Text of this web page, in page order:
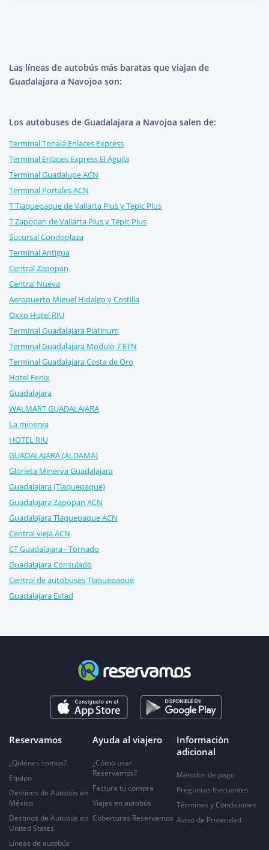
Las líneas de autobús más baratas que viajan de
Guadalajara a Navojoa son:
Los autobuses de Guadalajara a Navojoa salen de:
Terminal Tonalá Enlaces Express
Terminal Enlaces Express El Águila
Terminal Guadalupe ACN
Terminal Portales ACN
T Tlaquepaque de Vallarta Plus y Tepic Plus
T Zapopan de Vallarta Plus y Tepic Plus
Sucursal Condoplaza
Terminal Antigua
Central Zapopan
Central Nueva
Aeropuerto Miguel Hidalgo y Costilla
Oxxo Hotel RIU
Terminal Guadalajara Platinum
Terminal Guadalajara Modulo 7 ETN
Terminal Guadalajara Costa de Oro
Hotel Fenix
Guadalajara
WALMART GUADALAJARA
La minerva
HOTEL RIU
GUADALAJARA (ALDAMA)
Glorieta Minerva Guadalajara
Guadalajara (Tlaquepaque)
Guadalajara Zapopan ACN
Guadalajara Tlaquepaque ACN
Central vieja ACN
CT Guadalajara - Tornado
Guadalajara Consulado
Central de autobuses Tlaquepaque
Guadalajara Estad
Reservamos
¿Quiénes somos?
Equipo
Destinos de Autobús en
México
Destinos de Autobús en
United States
Líneas de autobús
Ayuda al viajero
¿Cómo usar
Reservamos?
Factura tu compra
Viajes en autobús
Coberturas Reservamos
Información
adicional
Métodos de pago
Preguntas frecuentes
Términos y Condiciones
Aviso de Privacidad